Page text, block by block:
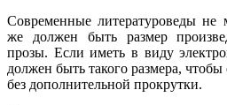
Современные литературоведы не
же должен быть размер
прозы. Если иметь в виду
должен быть такого размера,
без дополнительной прокрутки.